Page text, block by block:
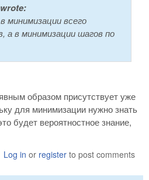
wrote:
минимизации всего
а в минимизации шагов по
образом присутствует уже
для минимизации нужно знать
будет вероятностное знание,
Log in or register to post comments